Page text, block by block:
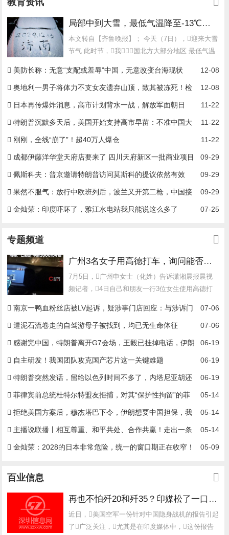
教育资讯
局部中到大雪，最低气温降至-13℃，济南今冬的第一场雪，或跟去年同一时间！
本文转自【齐鲁晚报】； 今天（7日），迎来大雪
节气 此时节，我国北方大部分地区 最低气温
12-08
美防长称：无意“支配或羞辱”中国，无意改变台海现状
12-08
奥地利一男子将体力不支女友遗弃山顶，致其被冻死！检
方披露细节：女友情况危急，男子接到警方电话仍不求援 11-22
日本再传爆炸消息，高市计划背水一战，解放军面朝日
本，连打8天 11-22
特朗普沉默多天后，美国开始支持高市早苗：不准中国大
陆武统 11-22
刚刚，全线“崩了”！超40万人爆仓
09-29
成都伊藤洋华堂天府店要来了 四川天府新区一批商业项目
集中签约 09-29
佩斯科夫：普京邀请特朗普访问莫斯科的提议依然有效
09-29
果然不服气：放行中欧班列后，波兰又开第二枪，中国接
下挑战书 07-25
金灿荣：印度吓坏了，雅江水电站我只能说这么多了
专题频道
广州3名女子用高德打车，询问能否开窗被怼“打车打出优越感”，司机行驶中多次猛踩油门后刹车，平台：对司机永久封号并申请5000元抚慰金
7月5日，广州申女士（化姓）告诉潇湘晨报晨视
频记者，4日自己和朋友一行3位女生使用高德打
07-06
南京一鸭血粉丝店被LV起诉，疑涉事门店回应：与涉诉门
店、案件主体均无关联 07-06
遭泥石流卷走的自驾游母子被找到，均已无生命体征
06-19
感谢完中国，特朗普离开G7会场，王毅已挂掉电话，伊朗
送中方2字 06-19
自主研发！我国团队攻克国产芯片这一关键难题
06-19
特朗普突然发话，留给以色列时间不多了，内塔尼亚胡还
想铤而走险！ 05-14
菲律宾前总统杜特尔特盟友拒捕，对其“保护性拘留”的菲
参议院内传出枪声 05-14
拒绝美国方案后，穆杰塔巴下令，伊朗想要中国担保，我
外交部表态 05-14
主播说联播丨相互尊重、和平共处、合作共赢！走出一条
中美大国正确相处之道 05-09
金灿荣：2028的日本非常危险，统一的窗口期正在收窄！
百业信息
再也不怕歼20和歼35？印媒松了一口气：美军说了，中国抄袭半天全是错的
近日，美国空军一份针对中国隐身战机的报告引起
了广泛关注，尤其是在印度媒体中，这份报告